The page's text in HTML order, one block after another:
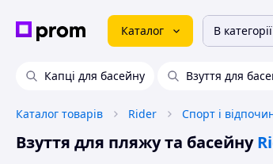
Каталог В категорії
Капці для басейну Взуття для
Каталог товарів Rider Спорт і
Взуття для пляжу та басейну